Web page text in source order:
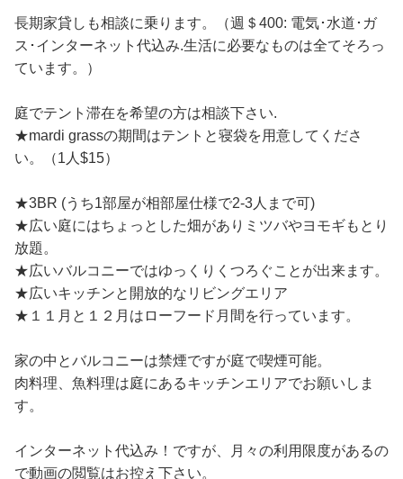
長期家貸しも相談に乗ります。（週＄400: 電気･水道･ガ
ス･インターネット代込み.生活に必要なものは全てそろっ
ています。）
庭でテント滞在を希望の方は相談下さい.
★mardi grassの期間はテントと寝袋を用意してくださ
い。（1人$15）
★3BR (うち1部屋が相部屋仕様で2-3人まで可)
★広い庭にはちょっとした畑がありミツバやヨモギもとり
放題。
★広いバルコニーではゆっくりくつろぐことが出来ます。
★広いキッチンと開放的なリビングエリア
★１１月と１２月はローフード月間を行っています。
家の中とバルコニーは禁煙ですが庭で喫煙可能。
肉料理、魚料理は庭にあるキッチンエリアでお願いしま
す。
インターネット代込み！ですが、月々の利用限度があるの
で動画の閲覧はお控え下さい。